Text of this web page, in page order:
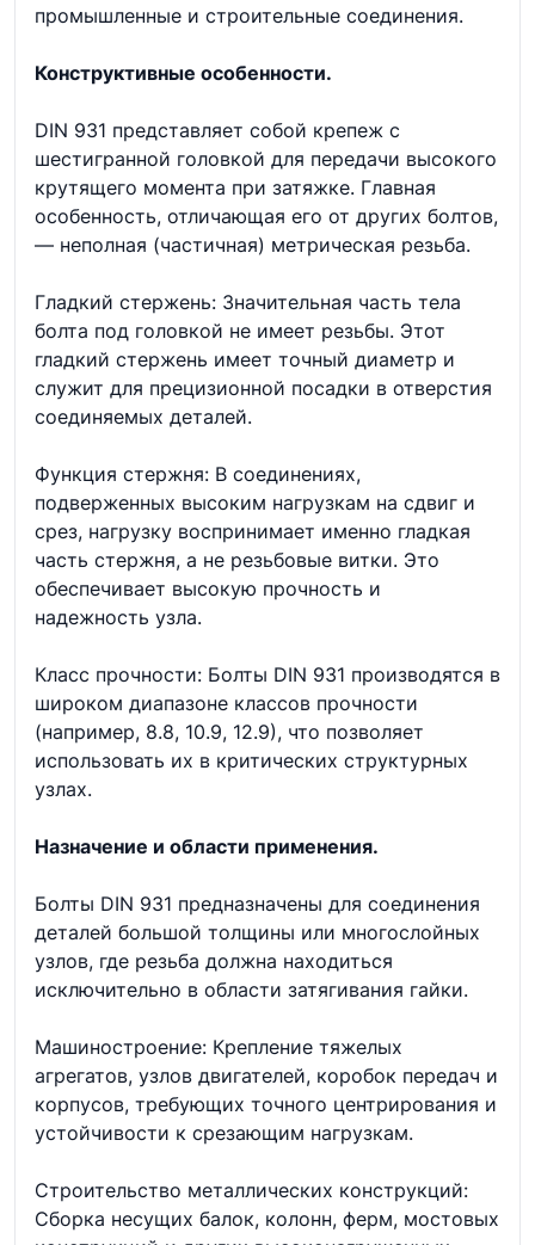
промышленные и строительные соединения.
Конструктивные особенности.
DIN 931 представляет собой крепеж с
шестигранной головкой для передачи высокого
крутящего момента при затяжке. Главная
особенность, отличающая его от других болтов,
— неполная (частичная) метрическая резьба.
Гладкий стержень: Значительная часть тела
болта под головкой не имеет резьбы. Этот
гладкий стержень имеет точный диаметр и
служит для прецизионной посадки в отверстия
соединяемых деталей.
Функция стержня: В соединениях,
подверженных высоким нагрузкам на сдвиг и
срез, нагрузку воспринимает именно гладкая
часть стержня, а не резьбовые витки. Это
обеспечивает высокую прочность и
надежность узла.
Класс прочности: Болты DIN 931 производятся в
широком диапазоне классов прочности
(например, 8.8, 10.9, 12.9), что позволяет
использовать их в критических структурных
узлах.
Назначение и области применения.
Болты DIN 931 предназначены для соединения
деталей большой толщины или многослойных
узлов, где резьба должна находиться
исключительно в области затягивания гайки.
Машиностроение: Крепление тяжелых
агрегатов, узлов двигателей, коробок передач и
корпусов, требующих точного центрирования и
устойчивости к срезающим нагрузкам.
Строительство металлических конструкций:
Сборка несущих балок, колонн, ферм, мостовых